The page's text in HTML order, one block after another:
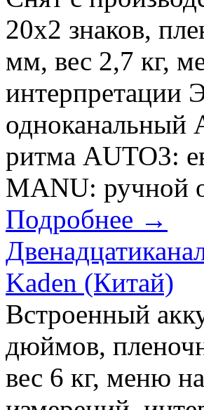
20х2 знаков,
мм, вес 2,7 кг,
интерпретации
одноканальный
ритма AUTO3:
MANU: ручной
Подробнее →
Kaden (Китай)
Встроенный
дюймов,
вес 6 кг, меню